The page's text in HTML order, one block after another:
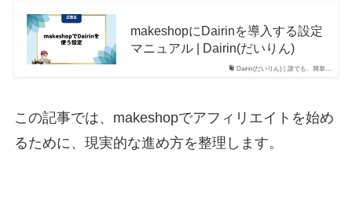
Dairin(だいりん) | 誰でも、簡単…
makeshopにDairinを導入する設定
マニュアル | Dairin(だいりん)
この記事では、makeshopでアフィリエイトを始め
るために、現実的な進め方を整理します。